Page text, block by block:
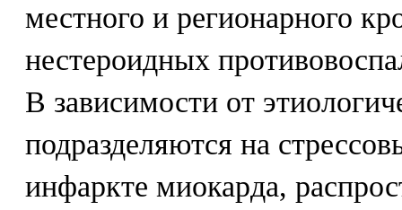
местного и регионарного
нестероидных
В зависимости от
подразделяются на
инфаркте миокарда,